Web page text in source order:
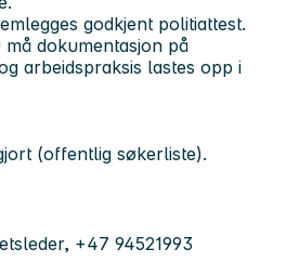
godkjent politiattest.
dokumentasjon på
arbeidspraksis lastes opp i
(offentlig søkerliste).
+47 94521993